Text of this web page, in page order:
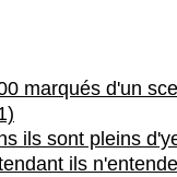
marqués d'un
ils sont pleins
ils